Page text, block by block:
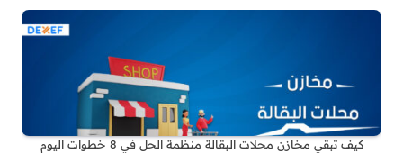
كيف تبقي مخازن محلات البقالة منظمة الحل في 8 خطوات اليوم